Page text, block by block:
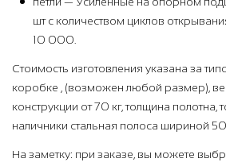
шт с количеством циклов
10 000.
Стоимость изготовления указана за
коробке , (возможен любой размер),
конструкции от 70 кг, толщина полотна,
наличники стальная полоса шириной
На заметку: при заказе, вы можете